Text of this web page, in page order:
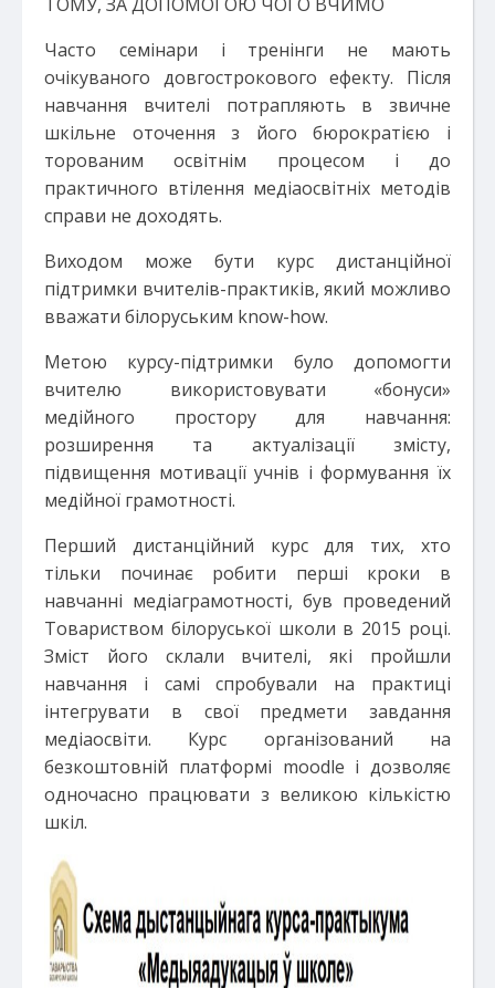
Часто семінари і тренінги не мають
очікуваного довгострокового ефекту. Після
навчання вчителі потрапляють в звичне
шкільне оточення з його бюрократією і
торованим освітнім процесом і до
практичного втілення медіаосвітніх методів
справи не доходять.
Виходом може бути курс дистанційної
підтримки вчителів-практиків, який можливо
вважати білоруським know-how.
Метою курсу-підтримки було допомогти
вчителю використовувати «бонуси»
медійного простору для навчання:
розширення та актуалізації змісту,
підвищення мотивації учнів і формування їх
медійної грамотності.
Перший дистанційний курс для тих, хто
тільки починає робити перші кроки в
навчанні медіаграмотності, був проведений
Товариством білоруської школи в 2015 році.
Зміст його склали вчителі, які пройшли
навчання і самі спробували на практиці
інтегрувати в свої предмети завдання
медіаосвіти. Курс організований на
безкоштовній платформі moodle і дозволяє
одночасно працювати з великою кількістю
шкіл.